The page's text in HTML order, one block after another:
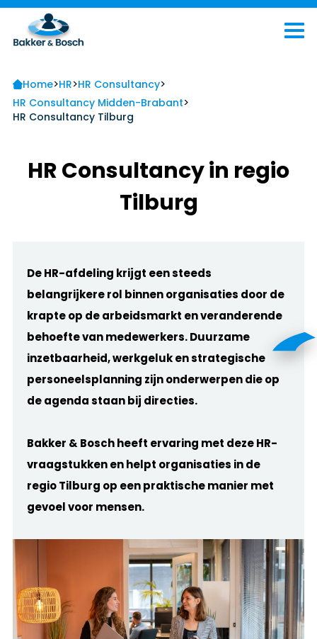
Home>HR>HR Consultancy>
HR Consultancy Midden-Brabant>
HR Consultancy Tilburg
HR Consultancy in regio
Tilburg
De HR-afdeling krijgt een steeds
belangrijkere rol binnen organisaties door de
krapte op de arbeidsmarkt en veranderende
behoefte van medewerkers. Duurzame
inzetbaarheid, werkgeluk en strategische
personeelsplanning zijn onderwerpen die op
de agenda staan bij directies.
Bakker & Bosch heeft ervaring met deze HR-
vraagstukken en helpt organisaties in de
regio Tilburg op een praktische manier met
gevoel voor mensen.